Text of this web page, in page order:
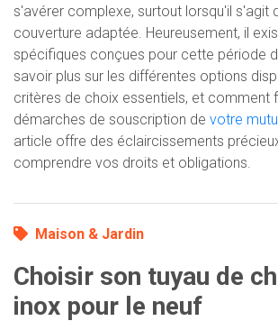
s'avérer complexe, surtout lorsqu'il s'agit
couverture adaptée. Heureusement, il
spécifiques conçues pour cette période
savoir plus sur les différentes options
critères de choix essentiels, et comment
démarches de souscription de votre
article offre des éclaircissements
comprendre vos droits et obligations.
Maison & Jardin
Choisir son tuyau de
inox pour le neuf